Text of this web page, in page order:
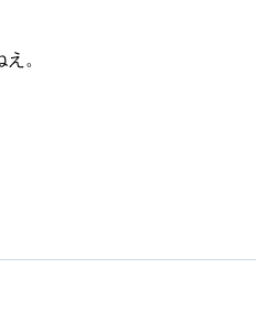
。